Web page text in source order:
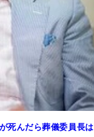
死んだら葬儀委員長は